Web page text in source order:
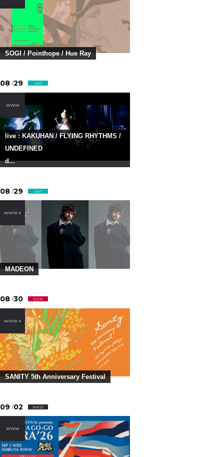
SOGI / Pointhope / Hue Ray
08 /29 SAT
WWW
live : KAKUHAN / FLYING RHYTHMS /
UNDEFINED
d...
08 /29 SAT
WWW X
MADEON
08 /30 SUN
WWW X
SANITY 5th Anniversary Festival
09 /02 WED
WWW